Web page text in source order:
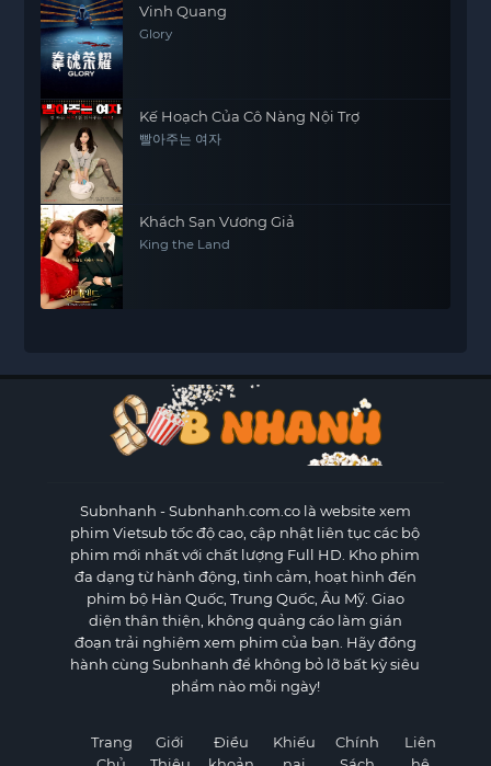
Vinh Quang
Glory
Kế Hoạch Của Cô Nàng Nội Trợ
빨아주는 여자
Khách Sạn Vương Giả
King the Land
Subnhanh - Subnhanh.com.co là website xem
phim Vietsub tốc độ cao, cập nhật liên tục các bộ
phim mới nhất với chất lượng Full HD. Kho phim
đa dạng từ hành động, tình cảm, hoạt hình đến
phim bộ Hàn Quốc, Trung Quốc, Âu Mỹ. Giao
diện thân thiện, không quảng cáo làm gián
đoạn trải nghiệm xem phim của bạn. Hãy đồng
hành cùng Subnhanh để không bỏ lỡ bất kỳ siêu
phẩm nào mỗi ngày!
Trang
Giới
Điều
Khiếu
Chính
Liên